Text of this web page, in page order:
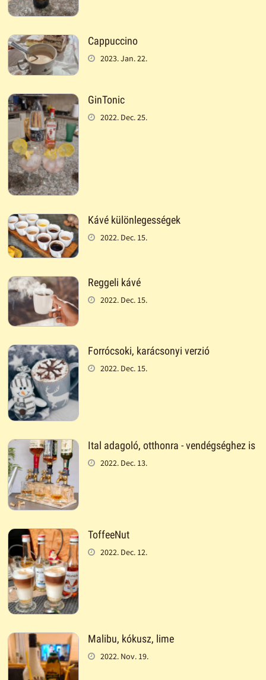
Cappuccino
2023. Jan. 22.
GinTonic
2022. Dec. 25.
Kávé különlegességek
2022. Dec. 15.
Reggeli kávé
2022. Dec. 15.
Forrócsoki, karácsonyi verzió
2022. Dec. 15.
Ital adagoló, otthonra - vendégséghez is
2022. Dec. 13.
ToffeeNut
2022. Dec. 12.
Malibu, kókusz, lime
2022. Nov. 19.